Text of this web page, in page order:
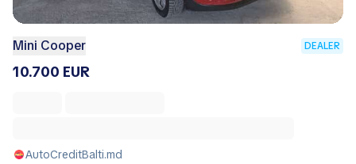
Mini Cooper DEALER
10.700 EUR
AutoCreditBalti.md